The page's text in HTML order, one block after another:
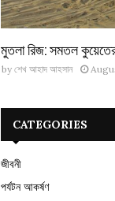
মুতলা রিজ: সমতল
by শেখ আহাদ আহসান
CATEGORIES
জীবনী
পর্যটন আকর্ষণ